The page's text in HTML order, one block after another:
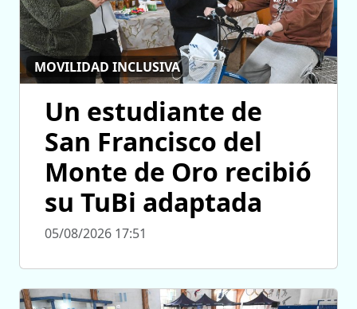
MOVILIDAD INCLUSIVA
Un estudiante de
San Francisco del
Monte de Oro recibió
su TuBi adaptada
05/08/2026 17:51